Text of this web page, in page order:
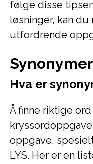
følge disse
løsninger, kan
utfordrende
Hva er
Å finne riktige
oppgave,
LYS. Her er en